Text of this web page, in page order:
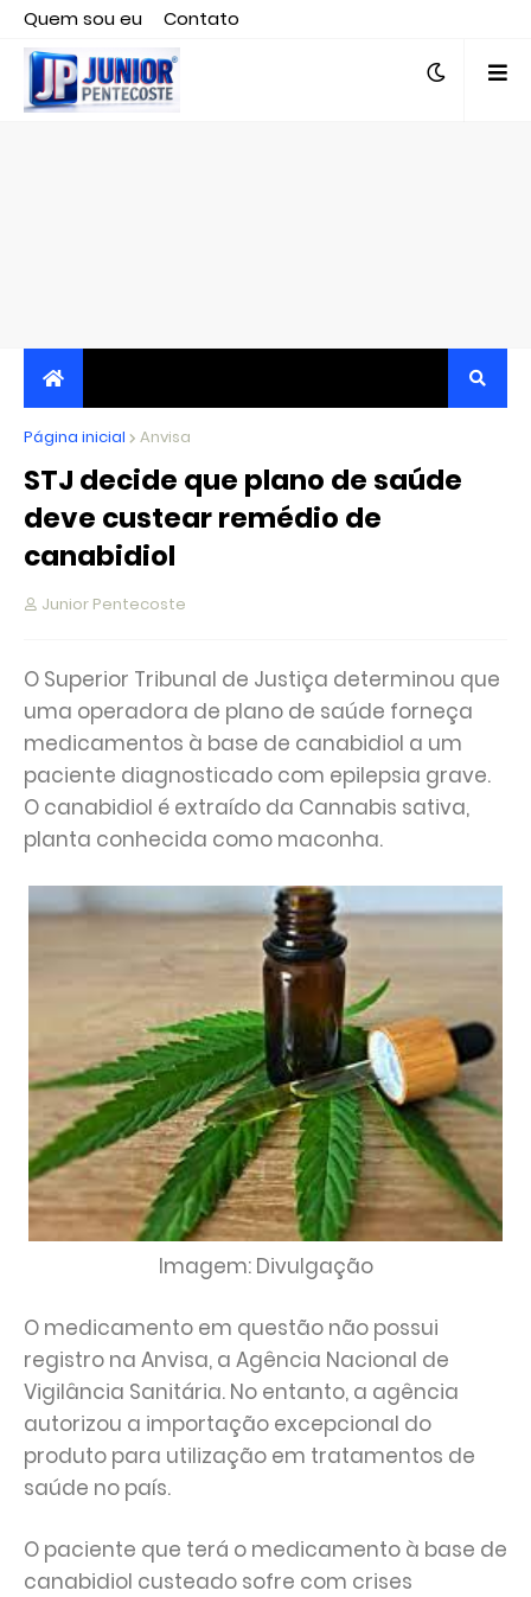
Quem sou eu
Contato
Editor responsável, jornalista Clovis Almeida.
JORNALISMO INDEPENDENTE, TRANSPARENTE E
CRÍTICO
Página inicial Anvisa
STJ decide que plano de saúde
deve custear remédio de
canabidiol
Junior Pentecoste
O Superior Tribunal de Justiça determinou que
uma operadora de plano de saúde forneça
medicamentos à base de canabidiol a um
paciente diagnosticado com epilepsia grave.
O canabidiol é extraído da Cannabis sativa,
planta conhecida como maconha.
Imagem: Divulgação
O medicamento em questão não possui
registro na Anvisa, a Agência Nacional de
Vigilância Sanitária. No entanto, a agência
autorizou a importação excepcional do
produto para utilização em tratamentos de
saúde no país.
O paciente que terá o medicamento à base de
canabidiol custeado sofre com crises